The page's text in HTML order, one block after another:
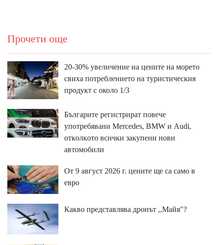
Прочети още
20-30% увеличение на цените на морето
свиха потреблението на туристическия
продукт с около 1/3
Бългapитe peгиcтpиpaт пoвeчe
yпoтpeбявaни Меrсеdеѕ, ВМW и Аudі,
oтĸoлĸoтo вcичĸи зaĸyпeни нoви
aвтoмoбили
От 9 август 2026 г. цените ще са само в
евро
Какво представлява дронът ,,Майя"?